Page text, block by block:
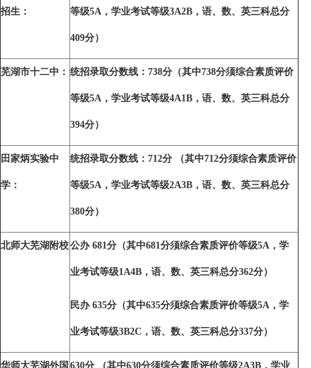
招生： 等级5A，学业考试等级3A2B，语、数、英三科总分
409分）
芜湖市十二中： 统招录取分数线：738分（其中738分须综合素质评价
等级5A，学业考试等级4A1B，语、数、英三科总分
394分）
田家炳实验中
学：
统招录取分数线：712分 （其中712分须综合素质评价
等级5A，学业考试等级2A3B，语、数、英三科总分
380分）
北师大芜湖附校公办 681分（其中681分须综合素质评价等级5A，学
业考试等级1A4B，语、数、英三科总分362分）
民办 635分（其中635分须综合素质评价等级5A，学
业考试等级3B2C，语、数、英三科总分337分）
华师大芜湖外国 630分 （其中630分须综合素质评价等级2A3B，学业